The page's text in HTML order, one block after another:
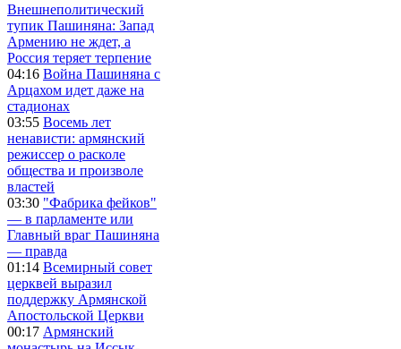
Внешнеполитический
тупик Пашиняна: Запад
Армению не ждет, а
Россия теряет терпение
04:16 Война Пашиняна с
Арцахом идет даже на
стадионах
03:55 Восемь лет
ненависти: армянский
режиссер о расколе
общества и произволе
властей
03:30 "Фабрика фейков"
— в парламенте или
Главный враг Пашиняна
— правда
01:14 Всемирный совет
церквей выразил
поддержку Армянской
Апостольской Церкви
00:17 Армянский